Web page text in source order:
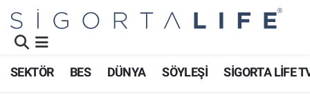
SEKTÖR BES DÜNYA SÖYLEŞİ SİGORTA LİFE